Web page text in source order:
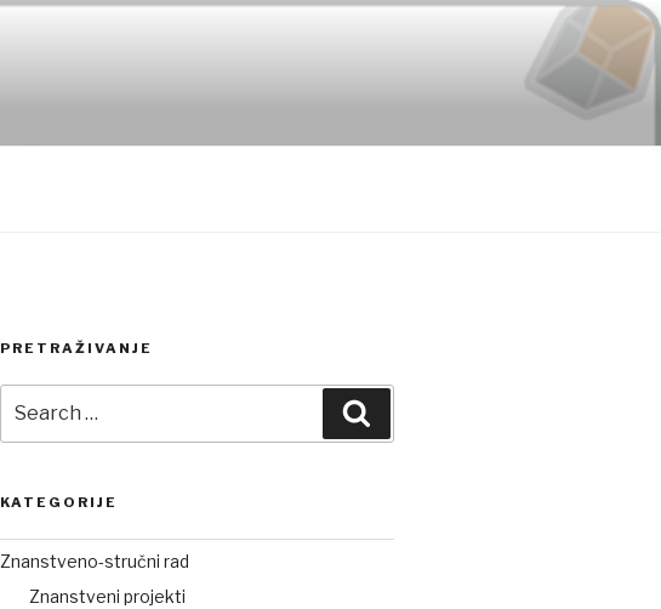
PRETRAŽIVANJE
for:
KATEGORIJE
Znanstveno-stručni rad
Znanstveni projekti